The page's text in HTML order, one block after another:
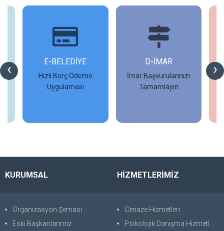
‹ ›
E-BELEDİYE
Hızlı Borç Ödeme
Uygulaması
D-İMAR
İmar Başvurularınızı
Tamamlayın
KURUMSAL
Organizasyon Şeması
Eski Başkanlarımız
HİZMETLERİMİZ
Cenaze Hizmetleri
Psikolojik Danışma Hizmetleri